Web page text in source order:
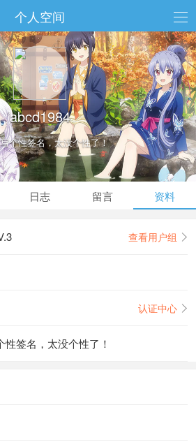
个人空间
abcd1984
个性签名，太没个性了！
日志 留言 资料
查看用户组
认证中心
性签名，太没个性了！